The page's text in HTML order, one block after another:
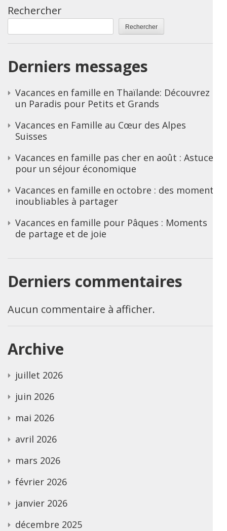
Rechercher
Rechercher
Derniers messages
Vacances en famille en Thaïlande: Découvrez
un Paradis pour Petits et Grands
Vacances en Famille au Cœur des Alpes
Suisses
Vacances en famille pas cher en août : Astuces
pour un séjour économique
Vacances en famille en octobre : des moments
inoubliables à partager
Vacances en famille pour Pâques : Moments
de partage et de joie
Derniers commentaires
Aucun commentaire à afficher.
Archive
juillet 2026
juin 2026
mai 2026
avril 2026
mars 2026
février 2026
janvier 2026
décembre 2025